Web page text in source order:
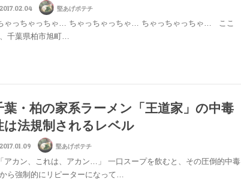
2017.02.04 堅あげポテチ
ゃっちゃっちゃ… ちゃっちゃっちゃ… ちゃっちゃっちゃ… ここ
千葉県柏市旭町…
葉・柏の家系ラーメン「王道家」の中毒
は法規制されるレベル
2017.01.09 堅あげポテチ
アカン、これは、アカン…」 一口スープを飲むと、その圧倒的中毒
ら強制的にリピーターになって…